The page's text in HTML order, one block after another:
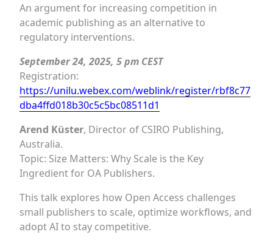
An argument for increasing competition in
academic publishing as an alternative to
regulatory interventions.
September 24, 2025, 5 pm CEST
Registration:
https://unilu.webex.com/weblink/register/rbf8c77
dba4ffd018b30c5c5bc08511d1
Arend Küster, Director of CSIRO Publishing,
Australia.
Topic: Size Matters: Why Scale is the Key
Ingredient for OA Publishers.
This talk explores how Open Access challenges
small publishers to scale, optimize workflows, and
adopt AI to stay competitive.